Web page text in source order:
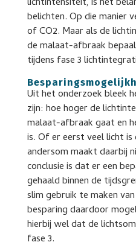
belichten. Op die manier
of CO2. Maar als de
de malaat-afbraak
tijdens fase 3
Uit het onderzoek bleek
zijn: hoe hoger de
malaat-afbraak gaat en
is. Of er eerst veel licht
andersom maakt daarbij
conclusie is dat er een
gehaald binnen de
slim gebruik te maken
besparing daardoor
hierbij wel dat de
fase 3.